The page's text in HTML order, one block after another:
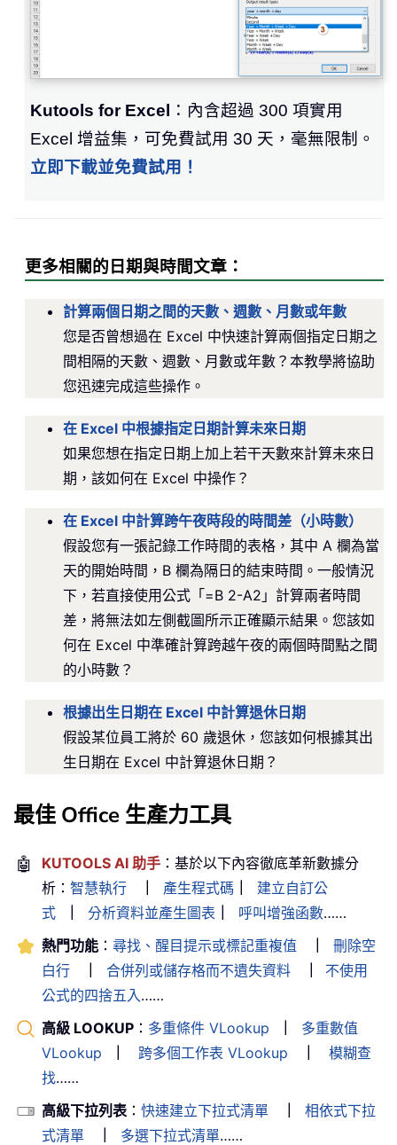
Kutools for Excel ：內含超過 300 項實用
Excel 增益集，可免費試用 30 天，毫無限制。
立即下載並免費試用！
更多相關的日期與時間文章：
計算兩個日期之間的天數、週數、月數或年數
您是否曾想過在 Excel 中快速計算兩個指定日期之
間相隔的天數、週數、月數或年數？本教學將協助
您迅速完成這些操作。
在 Excel 中根據指定日期計算未來日期
如果您想在指定日期上加上若干天數來計算未來日
期，該如何在 Excel 中操作？
在 Excel 中計算跨午夜時段的時間差（小時數）
假設您有一張記錄工作時間的表格，其中 A 欄為當
天的開始時間，B 欄為隔日的結束時間。一般情況
下，若直接使用公式「=B 2-A2」計算兩者時間
差，將無法如左側截圖所示正確顯示結果。您該如
何在 Excel 中準確計算跨越午夜的兩個時間點之間
的小時數？
根據出生日期在 Excel 中計算退休日期
假設某位員工將於 60 歲退休，您該如何根據其出
生日期在 Excel 中計算退休日期？
最佳 Office 生產力工具
🤖 KUTOOLS AI 助手 ：基於以下內容徹底革新數據分
析： 智慧執行 產生程式碼
建立自訂公
式
分析資料並產生圖表 呼叫增強函數……
熱門功能 ： 尋找、醒目提示或標記重複值
刪除空
白行
合併列或儲存格而不遺失資料
不使用
公式的四捨五入 ……
高級 LOOKUP ： 多重條件 VLookup
多重數值
VLookup
跨多個工作表 VLookup
模糊查
找……
高級下拉列表 ： 快速建立下拉式清單
相依式下拉
式清單
多選下拉式清單……